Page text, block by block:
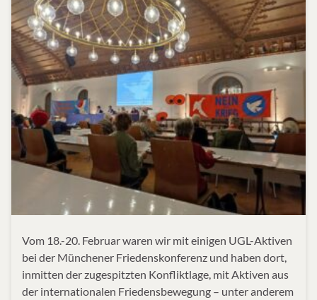
Vom 18.-20. Februar waren wir mit einigen UGL-Aktiven
bei der Münchener Friedenskonferenz und haben dort,
inmitten der zugespitzten Konfliktlage, mit Aktiven aus
der internationalen Friedensbewegung – unter anderem